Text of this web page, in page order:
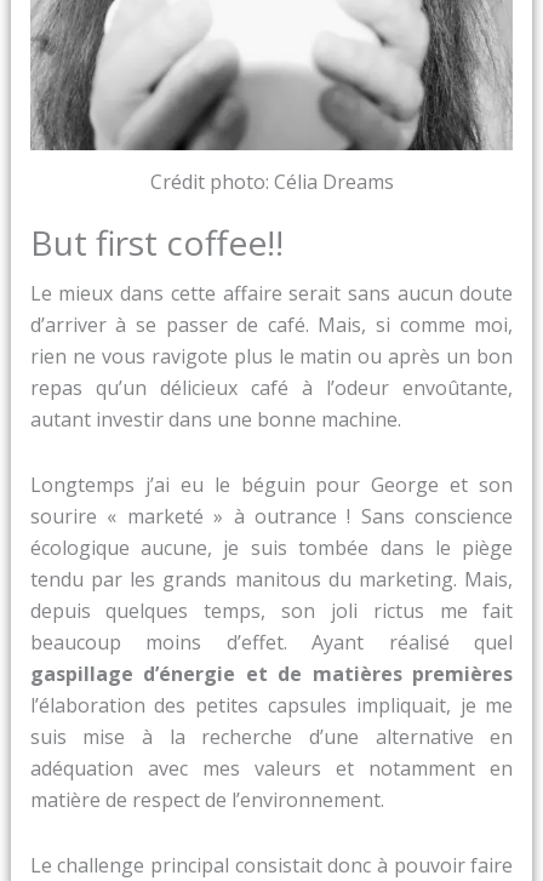
Crédit photo: Célia Dreams
But first coffee!!
Le mieux dans cette affaire serait sans aucun doute
d’arriver à se passer de café. Mais, si comme moi,
rien ne vous ravigote plus le matin ou après un bon
repas qu’un délicieux café à l’odeur envoûtante,
autant investir dans une bonne machine.
Longtemps j’ai eu le béguin pour George et son
sourire « marketé » à outrance ! Sans conscience
écologique aucune, je suis tombée dans le piège
tendu par les grands manitous du marketing. Mais,
depuis quelques temps, son joli rictus me fait
beaucoup moins d’effet. Ayant réalisé quel
gaspillage d’énergie et de matières premières
l’élaboration des petites capsules impliquait, je me
suis mise à la recherche d’une alternative en
adéquation avec mes valeurs et notamment en
matière de respect de l’environnement.
Le challenge principal consistait donc à pouvoir faire